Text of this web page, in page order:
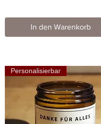
In den Warenkorb
Personalisierbar